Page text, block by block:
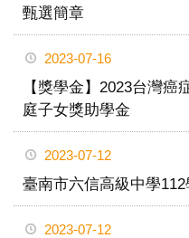
甄選簡章
2023-07-16
【獎學金】2023台灣
庭子女獎助學金
2023-07-12
臺南市六信高級中學
2023-07-12